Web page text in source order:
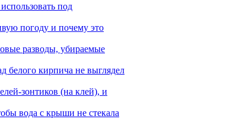
под
погоду и почему это
разводы, убираемые
белого кирпича не выглядел
зонтиков (на клей), и
вода с крыши не стекала